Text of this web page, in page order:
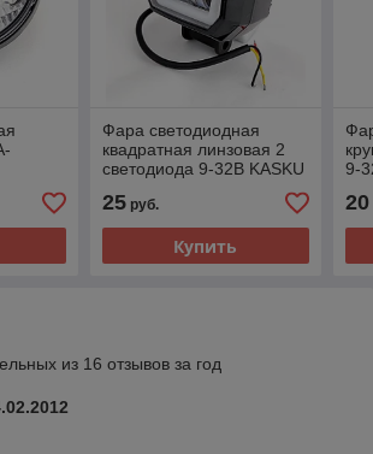
Фара светодиодная
квадратная линзовая 2
светодиода 9-32В KASKU
25руб.
Купить
9-
20
из 16 отзывов за год